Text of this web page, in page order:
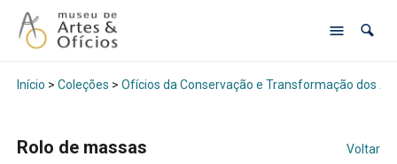
Início > Coleções > Ofícios da Conservação e Transformação dos
Rolo de massas Voltar